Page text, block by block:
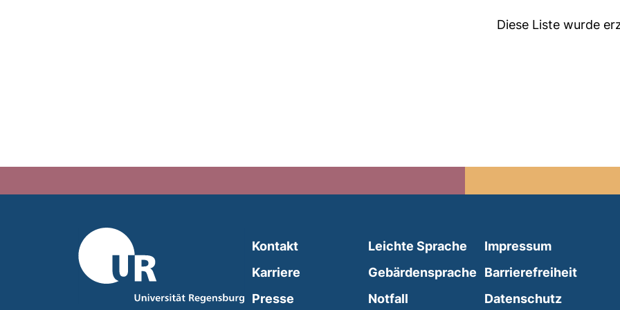
Diese Liste wurde
Kontakt
Karriere
Presse
Leichte Sprache (external link, opens in a
Gebärdensprache (external link, opens in
Notfall (external link, opens in a new
Impressum
Barrierefreiheit
Datenschutz